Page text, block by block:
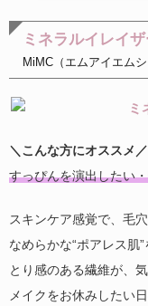
ミネラルイレイ
MiMC（エムアイエムシ
＼こんな方にオススメ／
すっぴんを演出したい
スキンケア感覚で、毛
なめらかな“ポアレス肌
とり感のある繊維が、
メイクをお休みしたい